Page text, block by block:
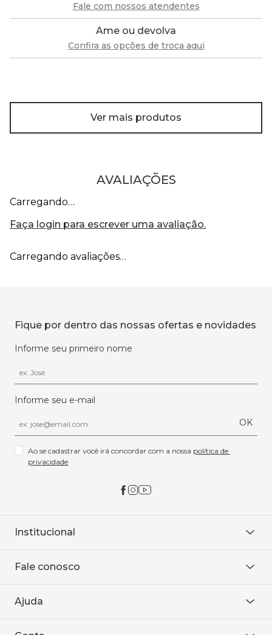
Fale com nossos atendentes
Ame ou devolva
Confira as opções de troca aqui
Ver mais produtos
AVALIAÇÕES
Carregando…
Faça login para escrever uma avaliação.
Carregando avaliações…
Fique por dentro das nossas ofertas e novidades
Informe seu primeiro nome
Informe seu e-mail
OK
Ao se cadastrar você irá concordar com a nossa política de
privacidade
Institucional
Onde encontrar
Baixe o APP
Fale conosco
WhatsApp
Ajuda